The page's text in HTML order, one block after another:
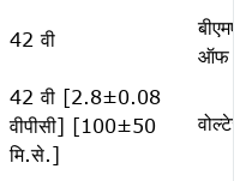
42 वी
ऑफ
42 वी [2.8±0.08
वीपीसी] [100±50
मि.से.]